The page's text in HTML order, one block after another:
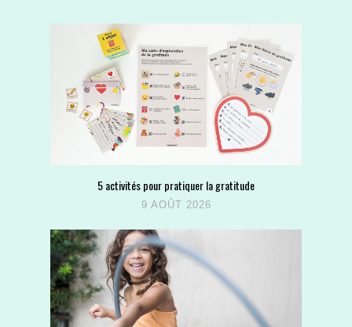
5 activités pour pratiquer la gratitude
9 AOÛT 2026